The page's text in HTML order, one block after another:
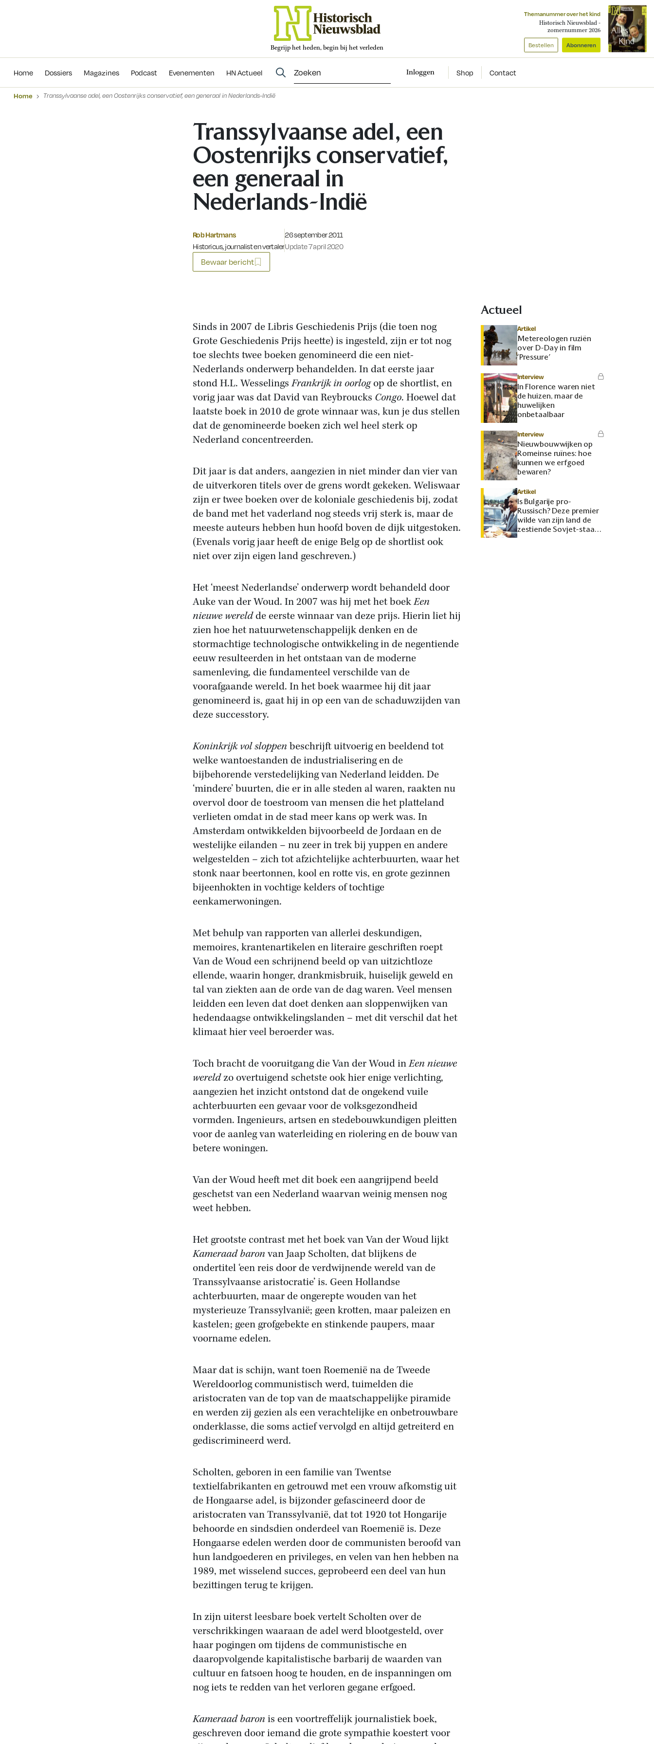
Begrijp het heden, begin bij het verleden
Themanummer over het kind
Historisch Nieuwsblad -
zomernummer 2026
Bestellen Abonneren
Home Dossiers Magazines Podcast Evenementen HN Actueel Inloggen Shop Contact
Evenementen
Home Transsylvaanse adel, een Oostenrijks conservatief, een generaal in Nederlands-Indië
Transsylvaanse adel, een
Oostenrijks conservatief,
een generaal in
Nederlands-Indië
Rob Hartmans
Historicus, journalist en vertaler
Gepubliceerd op:
26 september 2011
Update 7 april 2020
Bewaar bericht
Sinds in 2007 de Libris Geschiedenis Prijs (die toen nog
Grote Geschiedenis Prijs heette) is ingesteld, zijn er tot nog
toe slechts twee boeken genomineerd die een niet-
Nederlands onderwerp behandelden. In dat eerste jaar
stond H.L. WesselingsFrankrijk in oorlogop de shortlist, en
vorig jaar was dat David van Reybroucks Congo. Hoewel dat
laatste boek in 2010 de grote winnaar was, kun je dus stellen
dat de genomineerde boeken zich wel heel sterk op
Nederland concentreerden.
Dit jaar is dat anders, aangezien in niet minder dan vier van
de uitverkoren titels over de grens wordt gekeken. Weliswaar
zijn er twee boeken over de koloniale geschiedenis bij, zodat
de band met het vaderland nog steeds vrij sterk is, maar de
meeste auteurs hebben hun hoofd boven de dijk uitgestoken.
(Evenals vorig jaar heeft de enige Belg op de shortlist ook
niet over zijn eigen land geschreven.)
Het ‘meest Nederlandse’ onderwerp wordt behandeld door
Auke van der Woud. In 2007 was hij met het boekEen
nieuwe wereldde eerste winnaar van deze prijs. Hierin liet hij
zien hoe het natuurwetenschappelijk denken en de
stormachtige technologische ontwikkeling in de negentiende
eeuw resulteerden in het ontstaan van de moderne
samenleving, die fundamenteel verschilde van de
voorafgaande wereld. In het boek waarmee hij dit jaar
genomineerd is, gaat hij in op een van de schaduwzijden van
deze successtory.
Koninkrijk vol sloppenbeschrijft uitvoerig en beeldend tot
welke wantoestanden de industrialisering en de
bijbehorende verstedelijking van Nederland leidden. De
‘mindere’ buurten, die er in alle steden al waren, raakten nu
overvol door de toestroom van mensen die het platteland
verlieten omdat in de stad meer kans op werk was. In
Amsterdam ontwikkelden bijvoorbeeld de Jordaan en de
westelijke eilanden – nu zeer in trek bij yuppen en andere
welgestelden – zich tot afzichtelijke achterbuurten, waar het
stonk naar beertonnen, kool en rotte vis, en grote gezinnen
bijeenhokten in vochtige kelders of tochtige
eenkamerwoningen.
Met behulp van rapporten van allerlei deskundigen,
memoires, krantenartikelen en literaire geschriften roept
Van de Woud een schrijnend beeld op van uitzichtloze
ellende, waarin honger, drankmisbruik, huiselijk geweld en
tal van ziekten aan de orde van de dag waren. Veel mensen
leidden een leven dat doet denken aan sloppenwijken van
hedendaagse ontwikkelingslanden – met dit verschil dat het
klimaat hier veel beroerder was.
Toch bracht de vooruitgang die Van der Woud inEen nieuwe
wereldzo overtuigend schetste ook hier enige verlichting,
aangezien het inzicht ontstond dat de ongekend vuile
achterbuurten een gevaar voor de volksgezondheid
vormden. Ingenieurs, artsen en stedebouwkundigen pleitten
voor de aanleg van waterleiding en riolering en de bouw van
betere woningen.
Van der Woud heeft met dit boek een aangrijpend beeld
geschetst van een Nederland waarvan weinig mensen nog
weet hebben.
Het grootste contrast met het boek van Van der Woud lijkt
Kameraad baronvan Jaap Scholten, dat blijkens de
ondertitel ‘een reis door de verdwijnende wereld van de
Transsylvaanse aristocratie’ is. Geen Hollandse
achterbuurten, maar de ongerepte wouden van het
mysterieuze Transsylvanië; geen krotten, maar paleizen en
kastelen; geen grofgebekte en stinkende paupers, maar
voorname edelen.
Maar dat is schijn, want toen Roemenië na de Tweede
Wereldoorlog communistisch werd, tuimelden die
aristocraten van de top van de maatschappelijke piramide
en werden zij gezien als een verachtelijke en onbetrouwbare
onderklasse, die soms actief vervolgd en altijd getreiterd en
gediscrimineerd werd.
Scholten, geboren in een familie van Twentse
textielfabrikanten en getrouwd met een vrouw afkomstig uit
de Hongaarse adel, is bijzonder gefascineerd door de
aristocraten van Transsylvanië, dat tot 1920 tot Hongarije
behoorde en sindsdien onderdeel van Roemenië is. Deze
Hongaarse edelen werden door de communisten beroofd van
hun landgoederen en privileges, en velen van hen hebben na
1989, met wisselend succes, geprobeerd een deel van hun
bezittingen terug te krijgen.
In zijn uiterst leesbare boek vertelt Scholten over de
verschrikkingen waaraan de adel werd blootgesteld, over
haar pogingen om tijdens de communistische en
daaropvolgende kapitalistische barbarij de waarden van
cultuur en fatsoen hoog te houden, en de inspanningen om
nog iets te redden van het verloren gegane erfgoed.
Kameraad baronis een voortreffelijk journalistiek boek,
geschreven door iemand die grote sympathie koestert voor
Actueel
Artikel
Metereologen ruziën
over D-Day in film
‘Pressure’
Interview
In Florence waren niet
de huizen, maar de
huwelijken
onbetaalbaar
Interview
Nieuwbouwwijken op
Romeinse ruïnes: hoe
kunnen we erfgoed
bewaren?
Artikel
Is Bulgarije pro-
Russisch? Deze premier
wilde van zijn land de
zestiende Sovjet-staat
maken